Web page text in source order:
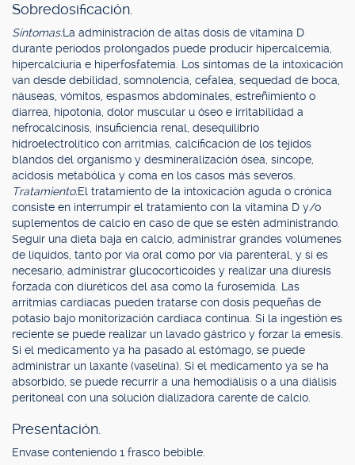
Sobredosificación.
Síntomas:La administración de altas dosis de vitamina D
durante períodos prolongados puede producir hipercalcemia,
hipercalciuria e hiperfosfatemia. Los síntomas de la intoxicación
van desde debilidad, somnolencia, cefalea, sequedad de boca,
náuseas, vómitos, espasmos abdominales, estreñimiento o
diarrea, hipotonía, dolor muscular u óseo e irritabilidad a
nefrocalcinosis, insuficiencia renal, desequilibrio
hidroelectrolítico con arritmias, calcificación de los tejidos
blandos del organismo y desmineralización ósea, síncope,
acidosis metabólica y coma en los casos más severos.
Tratamiento:El tratamiento de la intoxicación aguda o crónica
consiste en interrumpir el tratamiento con la vitamina D y/o
suplementos de calcio en caso de que se estén administrando.
Seguir una dieta baja en calcio, administrar grandes volúmenes
de líquidos, tanto por vía oral como por vía parenteral, y si es
necesario, administrar glucocorticoides y realizar una diuresis
forzada con diuréticos del asa como la furosemida. Las
arritmias cardíacas pueden tratarse con dosis pequeñas de
potasio bajo monitorización cardíaca continua. Si la ingestión es
reciente se puede realizar un lavado gástrico y forzar la emesis.
Si el medicamento ya ha pasado al estómago, se puede
administrar un laxante (vaselina). Si el medicamento ya se ha
absorbido, se puede recurrir a una hemodiálisis o a una diálisis
peritoneal con una solución dializadora carente de calcio.
Presentación.
Envase conteniendo 1 frasco bebible.